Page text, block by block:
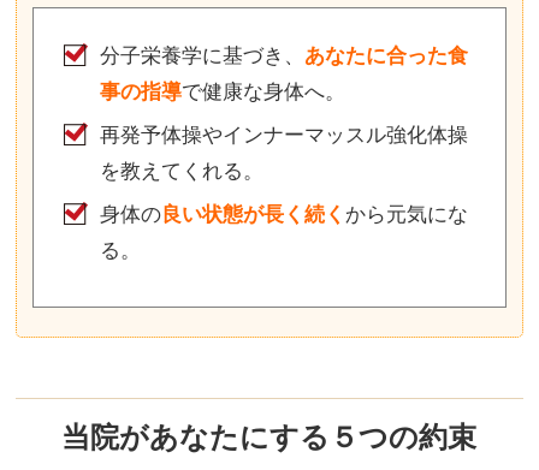
分子栄養学に基づき、 あなたに合った食
事の指導で健康な身体へ。
再発予体操やインナーマッスル強化体操
を教えてくれる。
身体の 良い状態が長く続く から元気にな
る。
当院があなたにする５つの約束